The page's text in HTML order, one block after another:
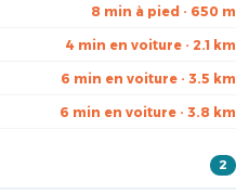
8 min à pied · 650 m
4 min en voiture · 2.1 km
6 min en voiture · 3.5 km
6 min en voiture · 3.8 km
2